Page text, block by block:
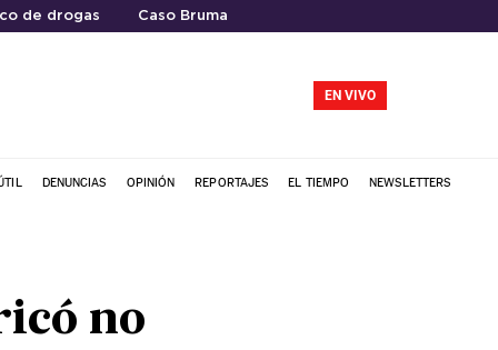
de drogas Caso Bruma
EN VIVO
DENUNCIAS OPINIÓN REPORTAJES EL TIEMPO NEWSLETTERS
no